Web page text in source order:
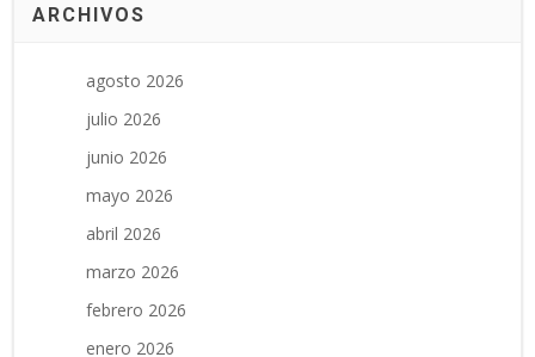
ARCHIVOS
agosto 2026
julio 2026
junio 2026
mayo 2026
abril 2026
marzo 2026
febrero 2026
enero 2026